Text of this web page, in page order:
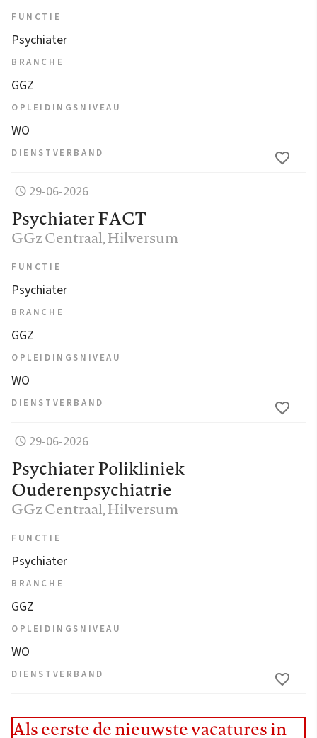
FUNCTIE
Psychiater
BRANCHE
GGZ
OPLEIDINGSNIVEAU
WO
DIENSTVERBAND
29-06-2026
Psychiater FACT
GGz Centraal, Hilversum
FUNCTIE
Psychiater
BRANCHE
GGZ
OPLEIDINGSNIVEAU
WO
DIENSTVERBAND
29-06-2026
Psychiater Polikliniek
Ouderenpsychiatrie
GGz Centraal, Hilversum
FUNCTIE
Psychiater
BRANCHE
GGZ
OPLEIDINGSNIVEAU
WO
DIENSTVERBAND
Als eerste de nieuwste vacatures in